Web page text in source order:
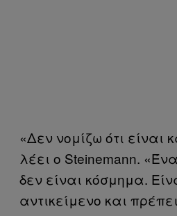
«Δεν νομίζω ότι είναι
λέει ο Steinemann.
δεν είναι κόσμημα.
αντικείμενο και